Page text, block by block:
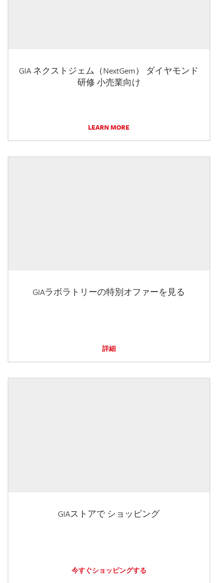
GIA ネクストジェム（NextGem） ダイヤモンド
研修 小売業向け
LEARN MORE
GIAラボラトリーの特別オファーを見る
詳細
GIAストアで ショッピング
今すぐショッピングする